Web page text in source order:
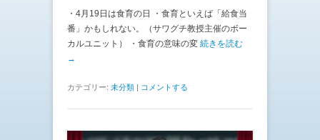
・4月19日は食育の日 ・食育といえば「給食当
番」かもしれない。（サワグチ教授主催のボー
カルユニット） ・食育の意味の変 続きを読む
→
カテゴリー: 未分類 | コメントする